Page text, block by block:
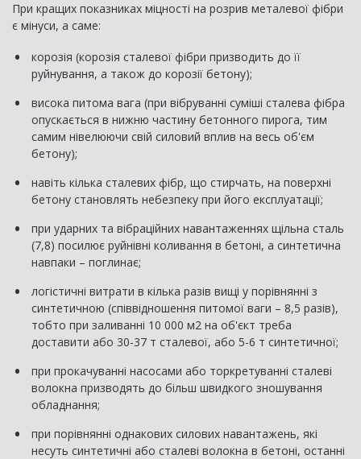
При кращих показниках міцності на розрив металевої фібри
є мінуси, а саме:
корозія (корозія сталевої фібри призводить до її
руйнування, а також до корозії бетону);
висока питома вага (при вібруванні суміші сталева фібра
опускається в нижню частину бетонного пирога, тим
самим нівелюючи свій силовий вплив на весь об'єм
бетону);
навіть кілька сталевих фібр, що стирчать, на поверхні
бетону становлять небезпеку при його експлуатації;
при ударних та вібраційних навантаженнях щільна сталь
(7,8) посилює руйнівні коливання в бетоні, а синтетична
навпаки – поглинає;
логістичні витрати в кілька разів вищі у порівнянні з
синтетичною (співвідношення питомої ваги – 8,5 разів),
тобто при заливанні 10 000 м2 на об'єкт треба
доставити або 30-37 т сталевої, або 5-6 т синтетичної;
при прокачуванні насосами або торкретуванні сталеві
волокна призводять до більш швидкого зношування
обладнання;
при порівнянні однакових силових навантажень, які
несуть синтетичні або сталеві волокна в бетоні, останні